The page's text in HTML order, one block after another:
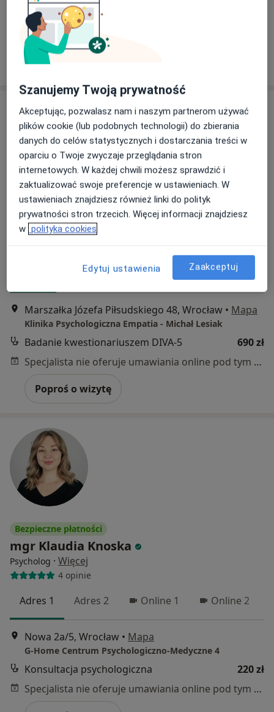
Konsultacja psychologiczna
Poproś o wizytę
Bezpieczne płatności
mgr Michał Lesiak
Psycholog, Psychotraumatolog, Seksuolog
Online
Marszałka Józefa Piłsudskiego 48, Wrocław • Mapa
Klinika Psychologiczna Empatia - Michał Lesiak
Badanie kwestionariuszem DIVA-5
690 zł
Specjalista nie oferuje umawiania online pod tym adresem.
Poproś o wizytę
Bezpieczne płatności
mgr Klaudia Knoska
Psycholog · Więcej
4 opinie
Adres 1 Adres 2 Online 1 Online 2
Nowa 2a/5, Wrocław • Mapa
G-Home Centrum Psychologiczno-Medyczne 4
Konsultacja psychologiczna
220 zł
Specjalista nie oferuje umawiania online pod tym adresem.
Szanujemy Twoją prywatność
Akceptując, pozwalasz nam i naszym partnerom używać
plików cookie (lub podobnych technologii) do zbierania
danych do celów statystycznych i dostarczania treści w
oparciu o Twoje zwyczaje przeglądania stron
internetowych. W każdej chwili możesz sprawdzić i
zaktualizować swoje preferencje w ustawieniach. W
ustawieniach znajdziesz również linki do polityk
prywatności stron trzecich. Więcej informacji znajdziesz
w polityka cookies
Edytuj ustawienia Zaakceptuj